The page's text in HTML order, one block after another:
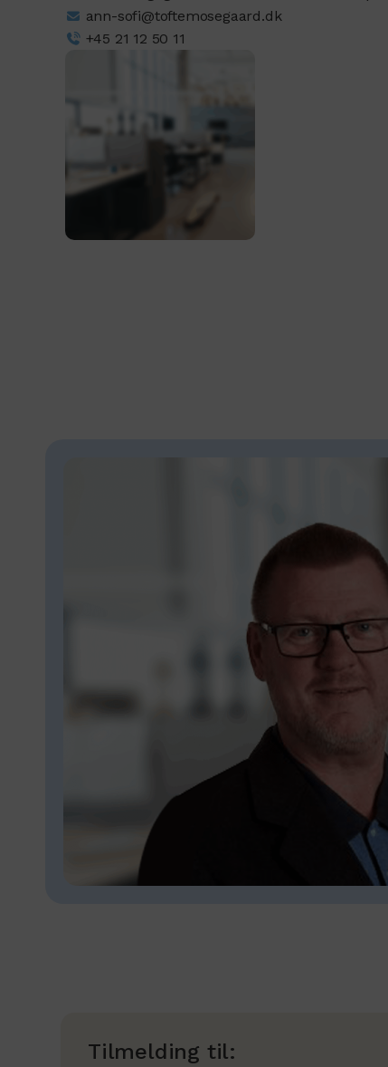
ann-sofi@toftemosegaard.dk
+45 21 12 50 11
Tilmelding til: